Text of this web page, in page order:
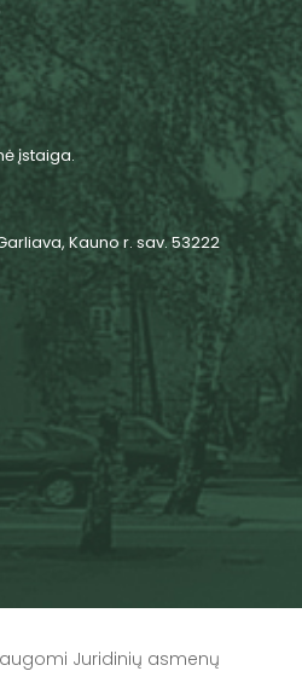
įstaiga.
Kauno r. sav. 53222
Juridinių asmenų